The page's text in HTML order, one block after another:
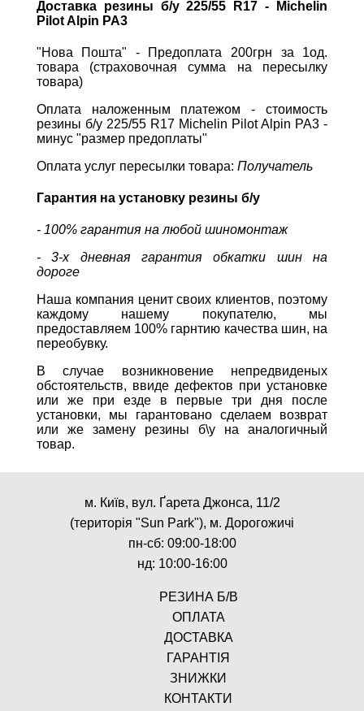
Доставка резины б/у 225/55 R17 - Michelin
Pilot Alpin PA3
"Нова Пошта" - Предоплата 200грн за 1од.
товара (страховочная сумма на пересылку
товара)
Оплата наложенным платежом - стоимость
резины б/у 225/55 R17 Michelin Pilot Alpin PA3 -
минус "размер предоплаты"
Оплата услуг пересылки товара: Получатель
Гарантия на установку резины б/у
- 100% гарантия на любой шиномонтаж
- 3-х дневная гарантия обкатки шин на
дороге
Наша компания ценит своих клиентов, поэтому
каждому нашему покупателю, мы
предоставляем 100% гарнтию качества шин, на
переобувку.
В случае возникновение непредвиденых
обстоятельств, ввиде дефектов при установке
или же при езде в первые три дня после
установки, мы гарантовано сделаем возврат
или же замену резины б\у на аналогичный
товар.
м. Київ, вул. Ґарета Джонса, 11/2
(територія "Sun Park"), м. Дорогожичі
пн-сб: 09:00-18:00
нд: 10:00-16:00
РЕЗИНА Б/В
ОПЛАТА
ДОСТАВКА
ГАРАНТІЯ
ЗНИЖКИ
КОНТАКТИ